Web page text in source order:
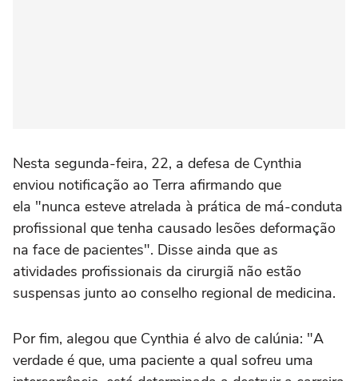
Nesta segunda-feira, 22, a defesa de Cynthia
enviou notificação ao Terra afirmando que
ela "nunca esteve atrelada à prática de má-conduta
profissional que tenha causado lesões deformação
na face de pacientes". Disse ainda que as
atividades profissionais da cirurgiã não estão
suspensas junto ao conselho regional de medicina.
Por fim, alegou que Cynthia é alvo de calúnia: "A
verdade é que, uma paciente a qual sofreu uma